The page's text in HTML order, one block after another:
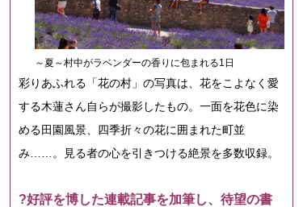
～夏～村中がラベンダーの香りに包まれる1日
彩りあふれる「花の村」の写真は、花をこよなく愛
する木蓮さん自らが撮影したもの。一面を花色に染
める田園風景、四季折々の花に囲まれた町並
み……。見る者の心を引きつける絶景を多数収録。
?好評を博した連載記事を加筆し、待望の書